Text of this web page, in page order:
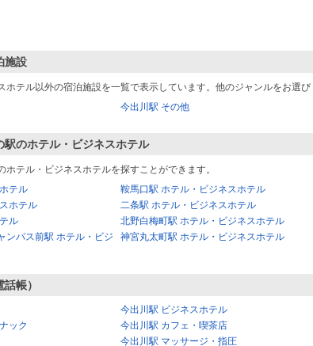
施設
ホテル以外の宿泊施設を一覧で表示しています。他のジャンルをお選び
今出川駅 その他
のホテル・ビジネスホテル
テル・ビジネスホテルを探すことができます。
テル
鞍馬口駅 ホテル・ビジネスホテル
ホテル
二条駅 ホテル・ビジネスホテル
ル
北野白梅町駅 ホテル・ビジネスホテル
ンパス前駅 ホテル・ビジ
神宮丸太町駅 ホテル・ビジネスホテル
帳）
今出川駅 ビジネスホテル
ック
今出川駅 カフェ・喫茶店
今出川駅 マッサージ・指圧